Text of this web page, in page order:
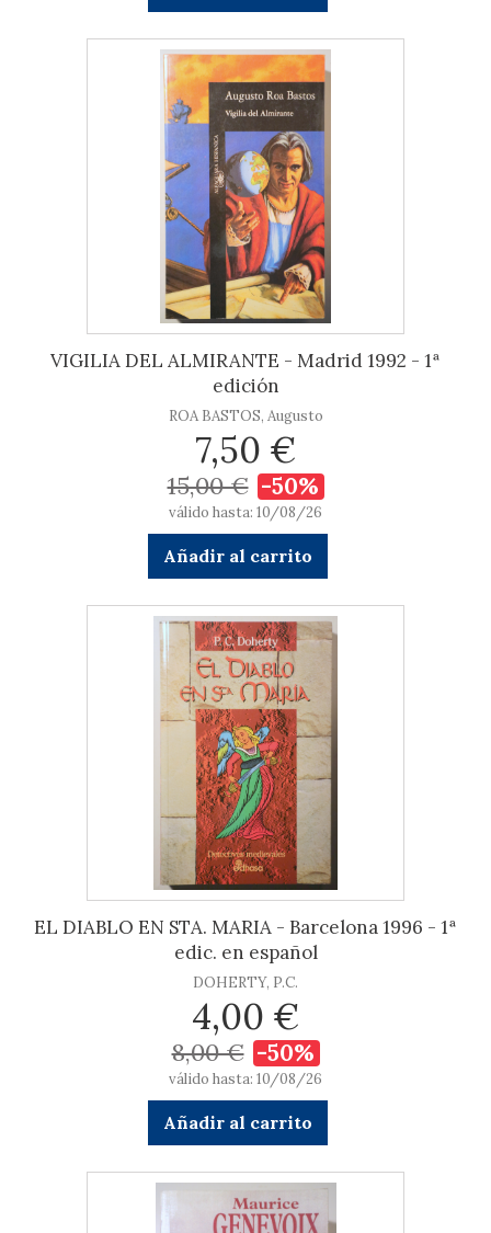
VIGILIA DEL ALMIRANTE - Madrid 1992 - 1ª
edición
ROA BASTOS, Augusto
7,50 €
15,00 € -50%
válido hasta: 10/08/26
Añadir al carrito
EL DIABLO EN STA. MARIA - Barcelona 1996 - 1ª
edic. en español
DOHERTY, P.C.
4,00 €
8,00 € -50%
válido hasta: 10/08/26
Añadir al carrito